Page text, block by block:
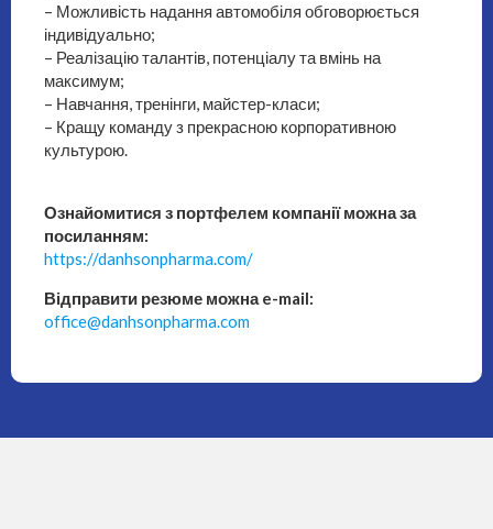
– Можливість надання автомобіля обговорюється
індивідуально;
– Реалізацію талантів, потенціалу та вмінь на
максимум;
– Навчання, тренінги, майстер-класи;
– Кращу команду з прекрасною корпоративною
культурою.
Ознайомитися з портфелем компанії можна за
посиланням:
https://danhsonpharma.com/
Відправити резюме можна e-mail:
office@danhsonpharma.com